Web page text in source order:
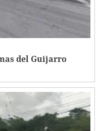
del Guijarro